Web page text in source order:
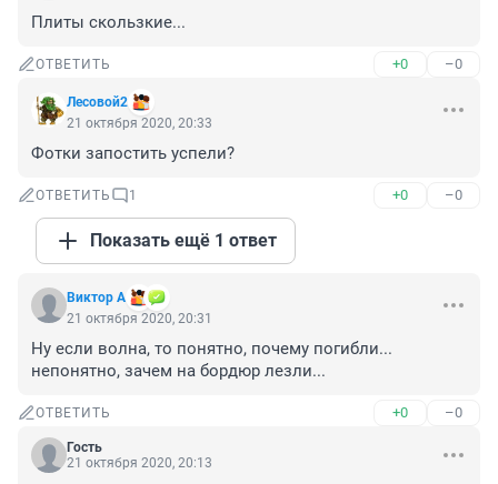
Плиты скользкие...
ОТВЕТИТЬ +0 –0
Лесовой2
21 октября 2020, 20:33
Фотки запостить успели?
ОТВЕТИТЬ 1 +0 –0
Показать ещё 1 ответ
Виктор А
21 октября 2020, 20:31
Ну если волна, то понятно, почему погибли...
непонятно, зачем на бордюр лезли...
ОТВЕТИТЬ +0 –0
Гость
21 октября 2020, 20:13